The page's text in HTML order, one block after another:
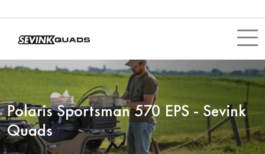
Polaris Sportsman 570 EPS - Sevink
Quads